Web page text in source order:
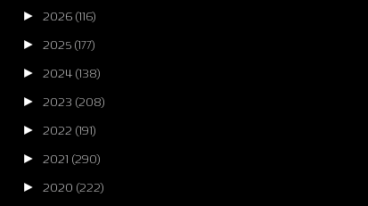
► 2026 (116)
► 2025 (177)
► 2024 (138)
► 2023 (208)
► 2022 (191)
► 2021 (290)
► 2020 (222)